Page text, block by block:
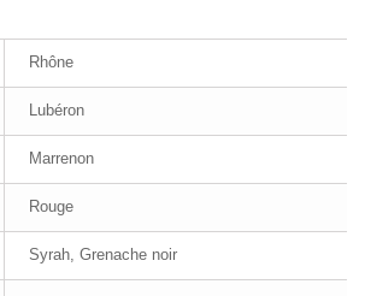
Rhône
Lubéron
Marrenon
Rouge
Syrah, Grenache noir